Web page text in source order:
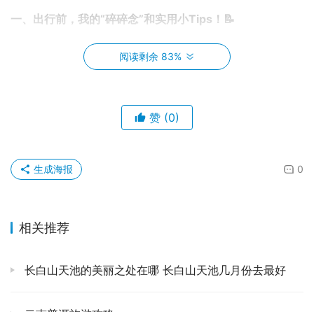
一、出行前，我的“碎碎念”和实用小Tips！📝
什么时候去？🤔
我跟你说，黄山这四季啊，简直是“变
脸”大师。我上次去是秋末冬初那会儿，枫叶红得跟火
子。但缺点呢，就是天气变化快，可能前一秒还阳光灿
烂，后一秒就雾气蒙蒙了。要是你怕冷，或者想看云
上。我有个朋友春节去的，雪景美是美，但路滑，有些
晴是最佳！🌦️➡️☀️
黄山北站，下车后直接就有大巴到汤口，也就是黄山风
阅读剩余 83%
赞 (0)
0
生成海报
相关推荐
长白山天池的美丽之处在哪 长白山天池几月份去最好